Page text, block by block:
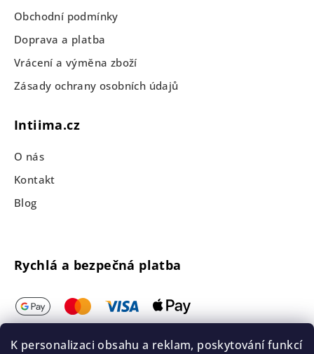
K personalizaci obsahu a reklam, poskytování funkcí
Obchodní podmínky
Doprava a platba
Vrácení a výměna zboží
Zásady ochrany osobních údajů
Intiima.cz
O nás
Kontakt
Blog
Rychlá a bezpečná platba